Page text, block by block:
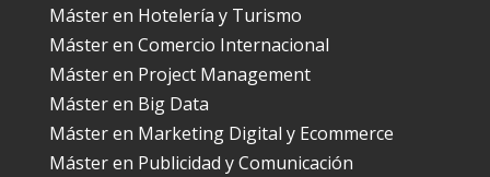
Máster en Hotelería y Turismo
Máster en Comercio Internacional
Máster en Project Management
Máster en Big Data
Máster en Marketing Digital y Ecommerce
Máster en Publicidad y Comunicación